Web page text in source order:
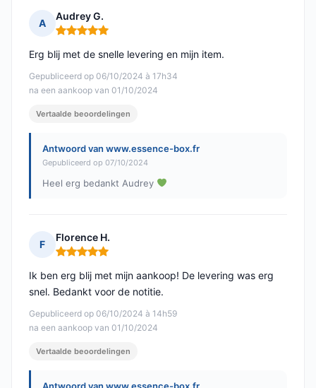
A
Audrey G.
Opmerking: 5 van 5
Gepubliceerd op 06/10/2024 à 17h34
na een aankoop van 01/10/2024
Erg blij met de snelle levering en mijn item.
Vertaalde beoordelingen
Antwoord van www.essence-box.fr
Gepubliceerd op 07/10/2024
Heel erg bedankt Audrey
F
Florence H.
Opmerking: 5 van 5
Gepubliceerd op 06/10/2024 à 14h59
na een aankoop van 01/10/2024
Ik ben erg blij met mijn aankoop! De levering was erg
snel. Bedankt voor de notitie.
Vertaalde beoordelingen